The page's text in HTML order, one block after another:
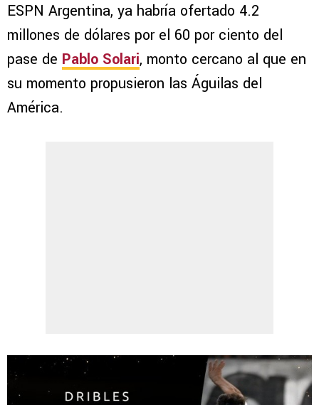
ESPN Argentina, ya habría ofertado 4.2
millones de dólares por el 60 por ciento del
pase de Pablo Solari, monto cercano al que en
su momento propusieron las Águilas del
América.